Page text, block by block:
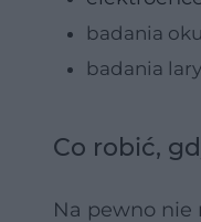
badania
badania
Co robić,
Na pewno nie